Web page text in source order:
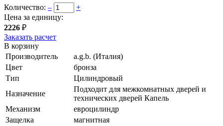
Количество: –
+
Цена за единицу:
2226 ₽
Заказать расчет
В корзину
Производитель
a.g.b. (Италия)
Цвет
бронза
Тип
Цилиндровый
Назначение
Подходит для межкомнатных дверей и
технических дверей Капель
Механизм
евроцилиндр
Защелка
магнитная